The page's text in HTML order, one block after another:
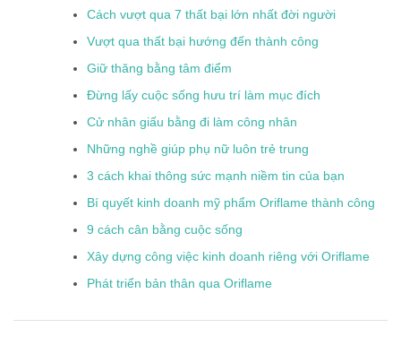
Cách vượt qua 7 thất bại lớn nhất đời người
Vượt qua thất bại hướng đến thành công
Giữ thăng bằng tâm điểm
Đừng lấy cuộc sống hưu trí làm mục đích
Cử nhân giấu bằng đi làm công nhân
Những nghề giúp phụ nữ luôn trẻ trung
3 cách khai thông sức mạnh niềm tin của bạn
Bí quyết kinh doanh mỹ phẩm Oriflame thành công
9 cách cân bằng cuộc sống
Xây dựng công việc kinh doanh riêng với Oriflame
Phát triển bản thân qua Oriflame